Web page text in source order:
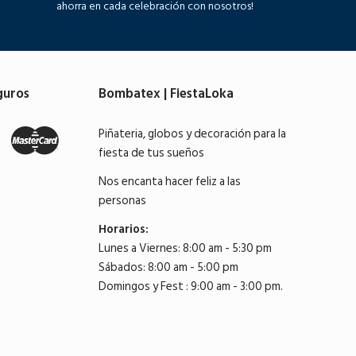
ahorra en cada celebración con nosotros!
Bombatex | FiestaLoka
Piñateria, globos y decoración para la
fiesta de tus sueños
Nos encanta hacer feliz a las
personas
Horarios:
Lunes a Viernes: 8:00 am - 5:30 pm
Sábados: 8:00 am - 5:00 pm
Domingos y Fest : 9:00 am - 3:00 pm.